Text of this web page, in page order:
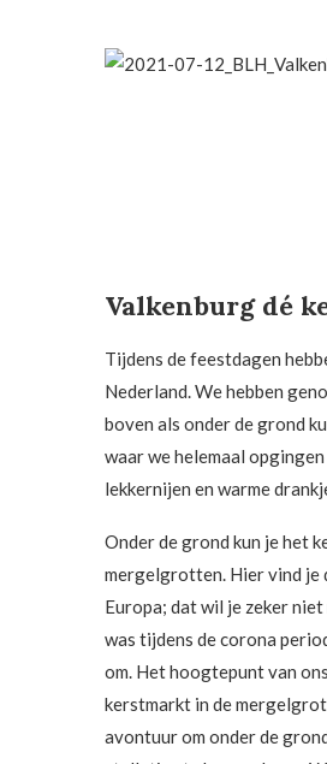
Valkenburg dé
Tijdens de feestdagen
Nederland. We hebben
boven als onder de grond
waar we helemaal
lekkernijen en warme
Onder de grond kun je het
mergelgrotten. Hier vind je
Europa; dat wil je zeker
was tijdens de corona
om. Het hoogtepunt van
kerstmarkt in de
avontuur om onder de